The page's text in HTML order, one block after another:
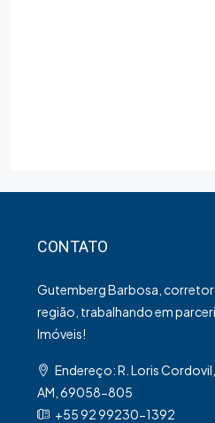
CONTATO
Gutemberg Barbosa, corretor
região, trabalhando em
Imóveis!
Endereço: R. Loris
AM, 69058-805
+55 92 99230-1392